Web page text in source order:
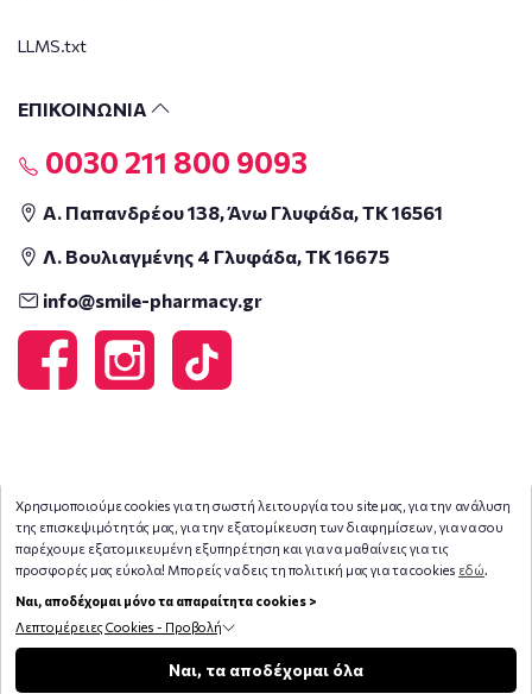
Χρησιμοποιούμε cookies για τη σωστή λειτουργία του site μας, για την ανάλυση
της επισκεψιμότητάς μας, για την εξατομίκευση των διαφημίσεων, για να σου
παρέχουμε εξατομικευμένη εξυπηρέτηση και για να μαθαίνεις για τις
προσφορές μας εύκολα! Μπορείς να δεις τη πολιτική μας για τα cookies εδώ.
Ναι, αποδέχομαι μόνο τα απαραίτητα cookies >
Λεπτομέρειες Cookies - Προβολή
Ναι, τα αποδέχομαι όλα
LLMS.txt
ΕΠΙΚΟΙΝΩΝΙΑ
0030 211 800 9093
Α. Παπανδρέου 138, Άνω Γλυφάδα, ΤΚ 16561
Λ. Βουλιαγμένης 4 Γλυφάδα, ΤΚ 16675
info@smile-pharmacy.gr
Copyright © 2026smile-pharmacy.gr